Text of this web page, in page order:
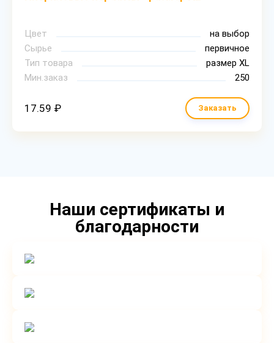
Цвет
на выбор
Сырье
первичное
Тип товара
размер XL
Мин.заказ
250
17.59 ₽ Заказать
Наши сертификаты и
благодарности